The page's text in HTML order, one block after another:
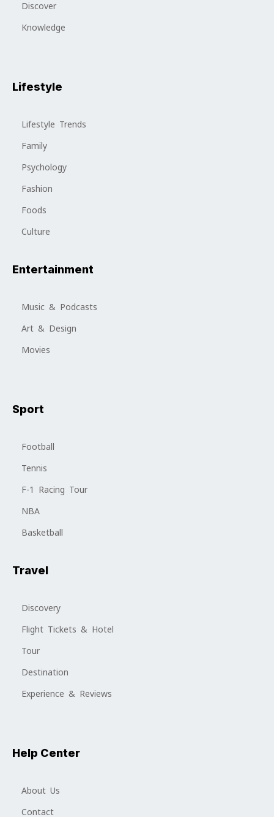
Discover
Knowledge
Lifestyle
Lifestyle Trends
Family
Psychology
Fashion
Foods
Culture
Entertainment
Music & Podcasts
Art & Design
Movies
Sport
Football
Tennis
F-1 Racing Tour
NBA
Basketball
Travel
Discovery
Flight Tickets & Hotel
Tour
Destination
Experience & Reviews
Help Center
About Us
Contact